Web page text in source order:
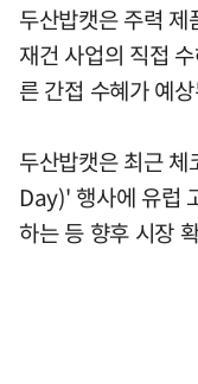
두산밥캣은 주력
재건 사업의 직접
른 간접 수혜가 예
두산밥캣은 최근
Day)' 행사에 유럽
하는 등 향후 시장